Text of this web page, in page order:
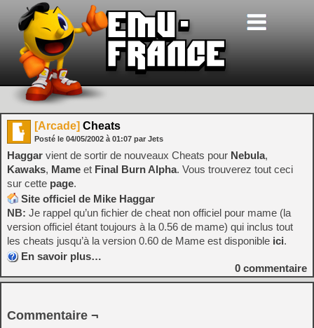
[Arcade] Cheats
Posté le 04/05/2002 à 01:07 par Jets
Haggar vient de sortir de nouveaux Cheats pour Nebula,
Kawaks, Mame et Final Burn Alpha. Vous trouverez tout ceci
sur cette page.
Site officiel de Mike Haggar
NB: Je rappel qu’un fichier de cheat non officiel pour mame (la
version officiel étant toujours à la 0.56 de mame) qui inclus tout
les cheats jusqu’à la version 0.60 de Mame est disponible ici.
En savoir plus…
0 commentaire
Commentaire ¬